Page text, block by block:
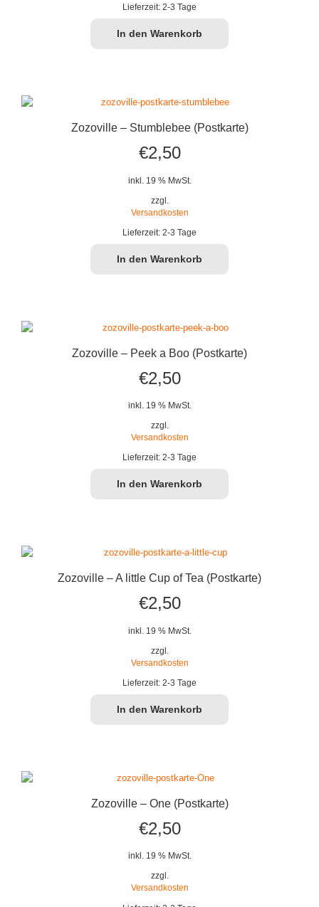
Lieferzeit: 2-3 Tage
In den Warenkorb
Zozoville – Stumblebee (Postkarte)
€2,50
inkl. 19 % MwSt.
zzgl.
Versandkosten
Lieferzeit: 2-3 Tage
In den Warenkorb
Zozoville – Peek a Boo (Postkarte)
€2,50
inkl. 19 % MwSt.
zzgl.
Versandkosten
Lieferzeit: 2-3 Tage
In den Warenkorb
Zozoville – A little Cup of Tea (Postkarte)
€2,50
inkl. 19 % MwSt.
zzgl.
Versandkosten
Lieferzeit: 2-3 Tage
In den Warenkorb
Zozoville – One (Postkarte)
€2,50
inkl. 19 % MwSt.
zzgl.
Versandkosten